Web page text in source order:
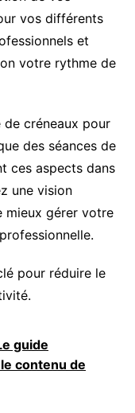
vos différents
et
votre rythme de
de créneaux pour
des séances de
ces aspects dans
une vision
mieux gérer votre
pour réduire le
guide
contenu de